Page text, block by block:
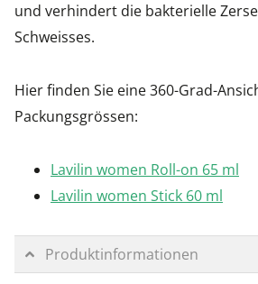
und verhindert die bakterielle
Schweisses.
Hier finden Sie eine 360-Grad-
Packungsgrössen:
Lavilin women Roll-on 65 ml
Lavilin women Stick 60 ml
Produktinformationen